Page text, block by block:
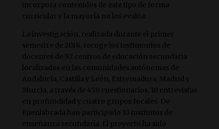
incorpora contenidos de este tipo de forma
curricular y la mayoría no los evalúa.
La investigación, realizada durante el primer
semestre de 2018, recoge los testimonios de
docentes de 97 centros de educación secundaria
localizados en las comunidades autónomas de
Andalucía, Castilla y León, Extremadura, Madrid y
Murcia, a través de 458 cuestionarios, 10 entrevistas
en profundidad y cuatro grupos focales. De
Fuenlabrada han participado 10 institutos de
enseñanza secundaria. El proyecto ha sido